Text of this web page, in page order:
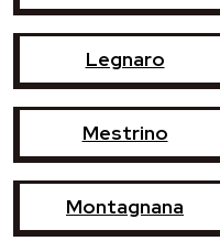
Legnaro
Mestrino
Montagnana